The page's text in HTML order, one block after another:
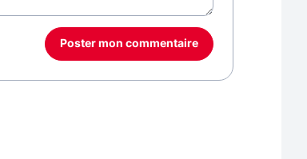
Poster mon commentaire